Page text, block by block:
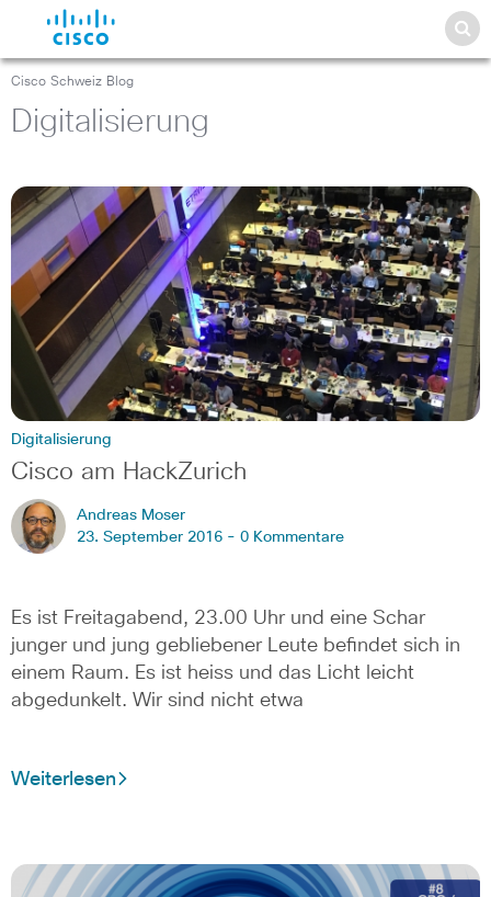
Cisco Schweiz Blog
Digitalisierung
Digitalisierung
Cisco am HackZurich
Andreas Moser
23. September 2016 - 0 Kommentare
Es ist Freitagabend, 23.00 Uhr und eine Schar
junger und jung gebliebener Leute befindet sich in
einem Raum. Es ist heiss und das Licht leicht
abgedunkelt. Wir sind nicht etwa
Weiterlesen